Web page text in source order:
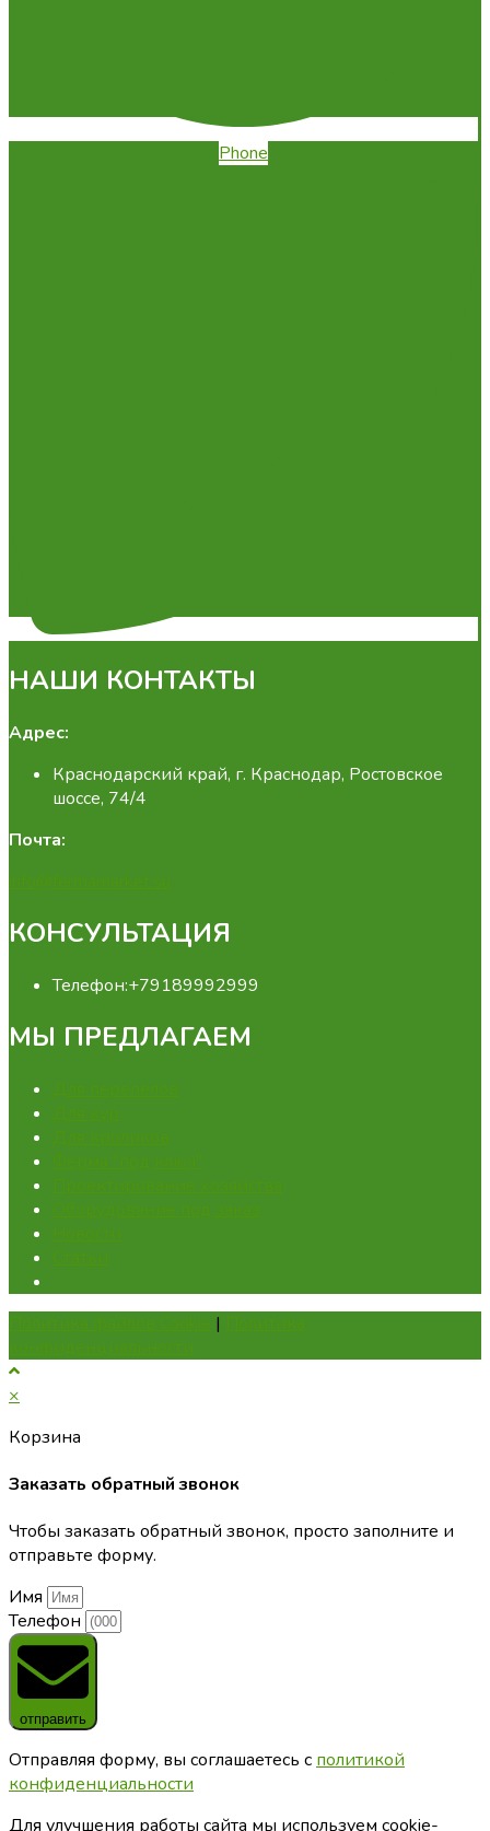
Phone
НАШИ КОНТАКТЫ
Адрес:
Краснодарский край, г. Краснодар, Ростовское
шоссе, 74/4
Почта:
info@fermamarket.su
КОНСУЛЬТАЦИЯ
Телефон:+79189992999
МЫ ПРЕДЛАГАЕМ
Для перепелов
Для кур
Для кроликов
Ферма "под ключ"
Проектирование хозяйства
Оборудование под заказ
Новости
Статьи
Политика файлов Cookie | Политика
конфиденциальности
×
Корзина
Заказать обратный звонок
Чтобы заказать обратный звонок, просто заполните и
отправьте форму.
Имя
Телефон
отправить
Отправляя форму, вы соглашаетесь с политикой
конфиденциальности
Для улучшения работы сайта мы используем cookie-